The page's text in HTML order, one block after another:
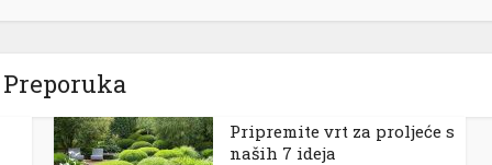
Preporuka
Pripremite vrt za proljeće s
naših 7 ideja